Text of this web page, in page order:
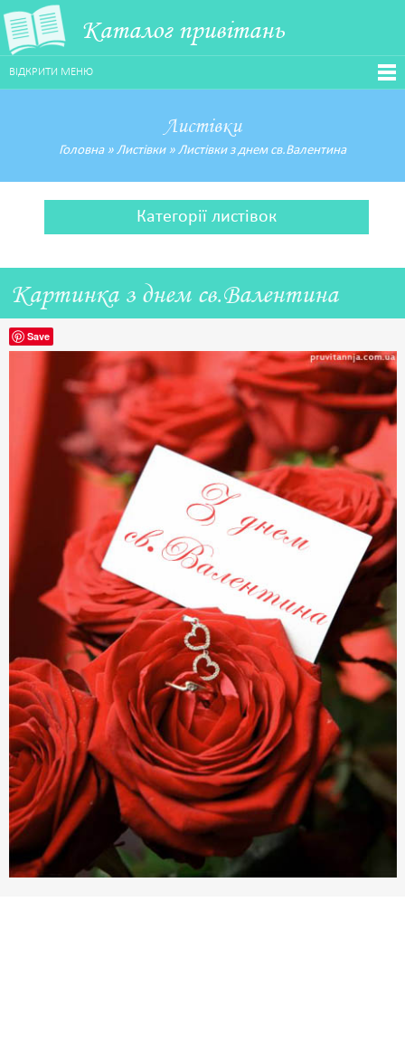
Каталог привітань
ВІДКРИТИ МЕНЮ
Листівки
Головна» Листівки» Листівки з днем св.Валентина
Категорії листівок
Картинка з днем св.Валентина
Save